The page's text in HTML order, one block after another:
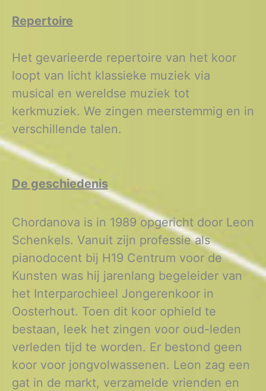
Repertoire
Het gevarieerde repertoire van het koor
loopt van licht klassieke muziek via
musical en wereldse muziek tot
kerkmuziek. We zingen meerstemmig en in
verschillende talen.
De geschiedenis
Chordanova is in 1989 opgericht door Leon
Schenkels. Vanuit zijn professie als
pianodocent bij H19 Centrum voor de
Kunsten was hij jarenlang begeleider van
het Interparochieel Jongerenkoor in
Oosterhout. Toen dit koor ophield te
bestaan, leek het zingen voor oud-leden
verleden tijd te worden. Er bestond geen
koor voor jongvolwassenen. Leon zag een
gat in de markt, verzamelde vrienden en